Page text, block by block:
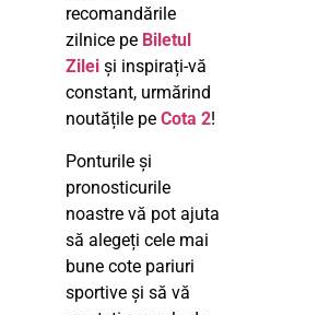
recomandările
zilnice pe Biletul
Zilei și inspirați-vă
constant, urmărind
noutățile pe Cota 2!
Ponturile și
pronosticurile
noastre vă pot ajuta
să alegeți cele mai
bune cote pariuri
sportive și să vă